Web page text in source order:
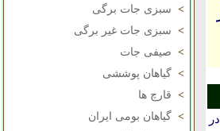
> سبزی جات برگی
> سبزی جات غیر برگی
> صیفی جات
> گیاهان پوششی
> قارچ ها
> گیاهان بومی ایران